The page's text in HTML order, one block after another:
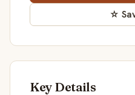
☆
Key Details